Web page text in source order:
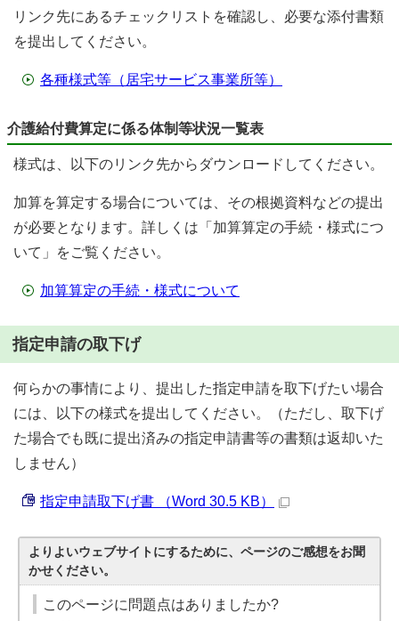
リンク先にあるチェックリストを確認し、必要な添付書類
を提出してください。
各種様式等（居宅サービス事業所等）
介護給付費算定に係る体制等状況一覧表
様式は、以下のリンク先からダウンロードしてください。
加算を算定する場合については、その根拠資料などの提出
が必要となります。詳しくは「加算算定の手続・様式につ
いて」をご覧ください。
加算算定の手続・様式について
指定申請の取下げ
何らかの事情により、提出した指定申請を取下げたい場合
には、以下の様式を提出してください。（ただし、取下げ
た場合でも既に提出済みの指定申請書等の書類は返却いた
しません）
指定申請取下げ書 （Word 30.5 KB）
よりよいウェブサイトにするために、ページのご感想をお聞
かせください。
このページに問題点はありましたか?